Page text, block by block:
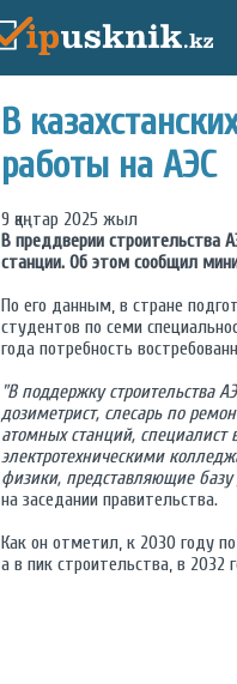
В
работы на АЭC
9 қаңтар 2025 жыл
В преддверии строительства
станции. Об этом сообщил
По его данным, в стране
студентов по семи
года потребность
"В поддержку строительства
дозиметрист, слесарь по
атомных станций, специалист
электротехническими
физики, представляющие
на заседании правительства.
Как он отметил, к 2030 году
а в пик строительства, в 2032